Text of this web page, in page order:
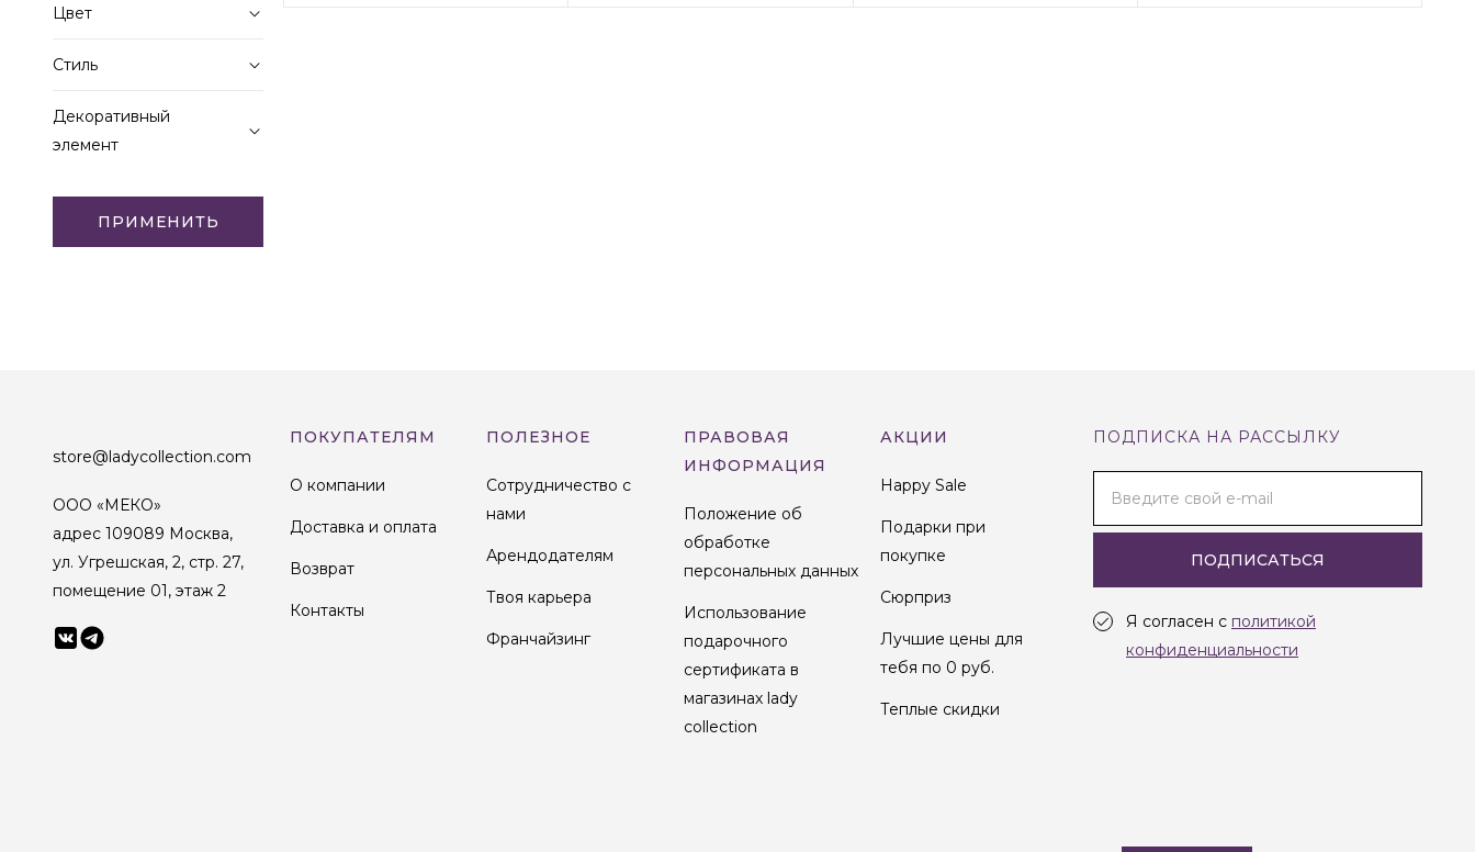
59
Цвет
Мультицвет
Розовый
Стиль
Декоративный
элемент
Другое
Без элементов
ПРИМЕНИТЬ
ПОДПИСКА НА РАССЫЛКУ
Введите свой e-mail
ПОДПИСАТЬСЯ
Я согласен с политикой
конфиденциальности
store@ladycollection.com
ООО «МЕКО»
адрес 109089 Москва,
ул. Угрешская, 2, стр. 27,
помещение 01, этаж 2
ПОКУПАТЕЛЯМ
О компании
Доставка и оплата
Возврат
Контакты
ПОЛЕЗНОЕ
Сотрудничество с
нами
Арендодателям
Твоя карьера
Франчайзинг
ПРАВОВАЯ
ИНФОРМАЦИЯ
Положение об
обработке
персональных данных
Использование
подарочного
сертификата в
магазинах lady
collection
АКЦИИ
Happy Sale
Подарки при
покупке
Сюрприз
Лучшие цены для
тебя по 0 руб.
Теплые скидки